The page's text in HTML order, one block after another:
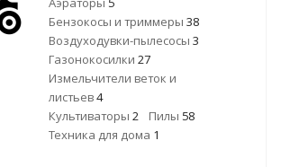
Бензокосы и триммеры 38
Воздуходувки-пылесосы 3
Газонокосилки 27
Измельчители веток и
листьев4
Культиваторы 2 Пилы 58
Техника для дома 1